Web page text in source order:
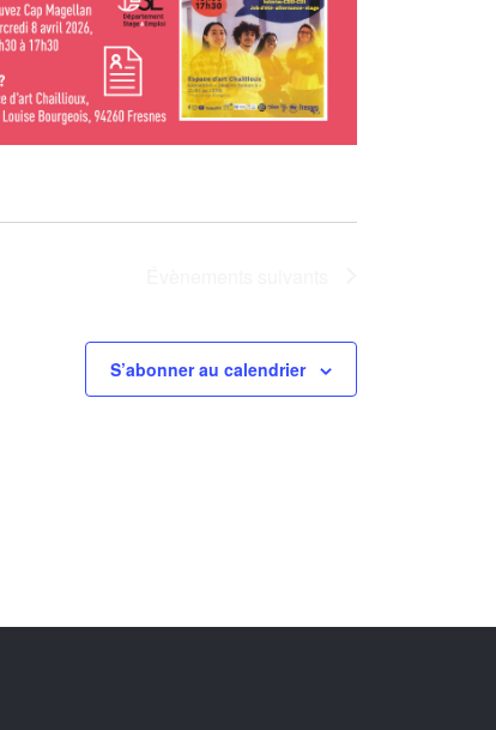
S’abonner au calendrier